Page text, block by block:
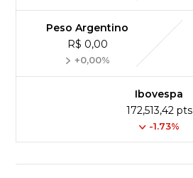
Peso Argentino
R$ 0,00
+0,00%
Ibovespa
172,513,42 pts
-1.73%